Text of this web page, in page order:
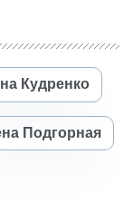
Кудренко
Подгорная